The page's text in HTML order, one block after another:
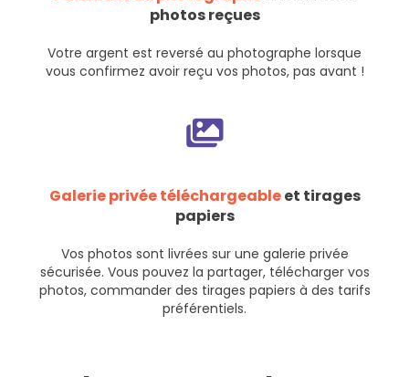
photos reçues
Votre argent est reversé au photographe lorsque
vous confirmez avoir reçu vos photos, pas avant !
Galerie privée téléchargeableet tirages
papiers
Vos photos sont livrées sur une galerie privée
sécurisée. Vous pouvez la partager, télécharger vos
photos, commander des tirages papiers à des tarifs
préférentiels.